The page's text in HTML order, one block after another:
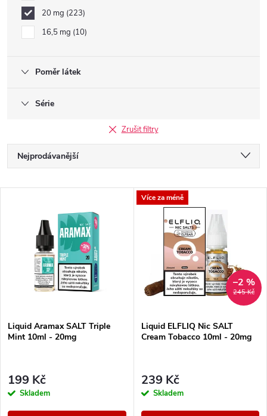
20 mg 223
16,5 mg 10
Poměr látek
Série
Zrušit filtry
Ř
a
p
r
o
Nejprodávanější
Nejdražší
Abecedně
s
p
r
Liquid Aramax SALT Triple
Mint 10ml - 20mg
199 Kč
Skladem
Více za méně
245 Kč
–2 %
Liquid ELFLIQ Nic SALT
Cream Tobacco 10ml - 20mg
239 Kč
Skladem